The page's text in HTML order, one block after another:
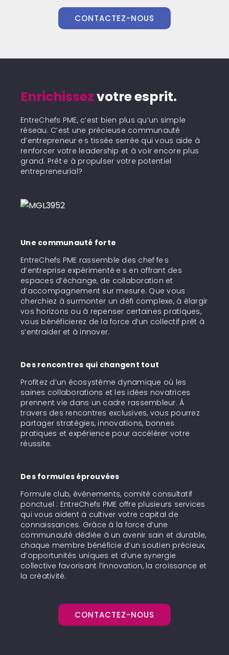
CONTACTEZ-NOUS
Enrichissezvotre esprit.
EntreChefs PME, c’est bien plus qu’un simple
réseau. C’est une précieuse communauté
d’entrepreneur·e·s tissée serrée qui vous aide à
renforcer votre leadership et à voir encore plus
grand. Prêt·e à propulser votre potentiel
entrepreneurial?
Une communauté forte
EntreChefs PME rassemble des chef·fe·s
d’entreprise expérimenté·e·s en offrant des
espaces d’échange, de collaboration et
d’accompagnement sur mesure. Que vous
cherchiez à surmonter un défi complexe, à élargir
vos horizons ou à repenser certaines pratiques,
vous bénéficierez de la force d’un collectif prêt à
s’entraider et à innover.
Des rencontres qui changent tout
Profitez d’un écosystème dynamique où les
saines collaborations et les idées novatrices
prennent vie dans un cadre rassembleur. À
travers des rencontres exclusives, vous pourrez
partager stratégies, innovations, bonnes
pratiques et expérience pour accélérer votre
réussite.
Des formules éprouvées
Formule club, événements, comité consultatif
ponctuel : EntreChefs PME offre plusieurs services
qui vous aident à cultiver votre capital de
connaissances. Grâce à la force d’une
communauté dédiée à un avenir sain et durable,
chaque membre bénéficie d’un soutien précieux,
d’opportunités uniques et d’une synergie
collective favorisant l’innovation, la croissance et
la créativité.
CONTACTEZ-NOUS